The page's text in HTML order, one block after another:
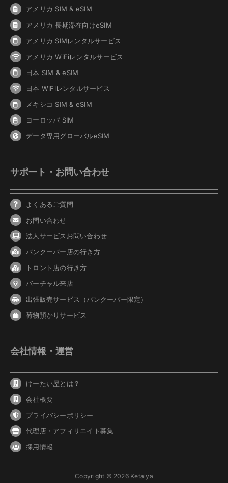
アメリカ SIM & eSIM
アメリカ 長期滞在向けeSIM
アメリカ SIMレンタルサービス
アメリカ WiFiレンタルサービス
日本 SIM & eSIM
日本 WiFiレンタルサービス
メキシコ SIM & eSIM
ヨーロッパ SIM
データ専用グローバルeSIM
サポート・お問い合わせ
よくあるご質問
お問い合わせ
法人サービスお問い合わせ
バンクーバー 店の行き方
トロント店の行き方
バーチャル来店
出張販売サービス（バンクーバー限定）
荷物預かりサービス
会社情報・運営
けーたい屋とは？
会社概要
プライバシーポリシー
代理店・アフィリエイト募集
採用情報
Copyright © 2026 Ketaiya